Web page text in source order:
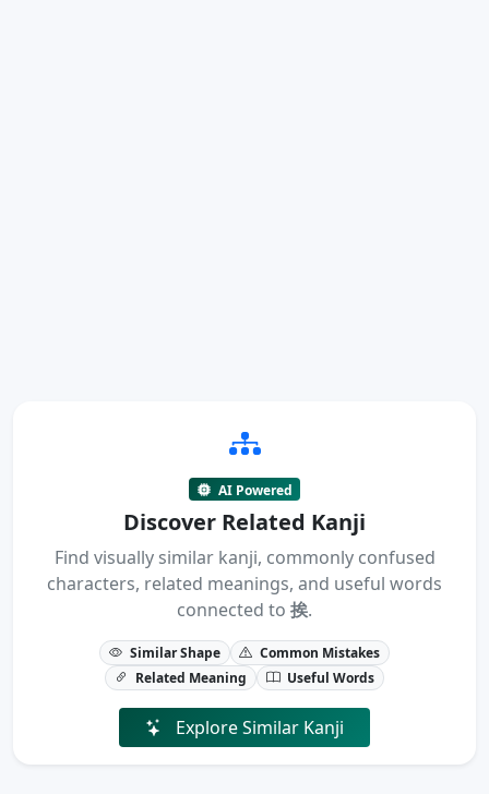
AI Powered
Discover Related Kanji
Find visually similar kanji, commonly confused
characters, related meanings, and useful words
connected to 挨.
Similar Shape
Common Mistakes
Related Meaning
Useful Words
Explore Similar Kanji